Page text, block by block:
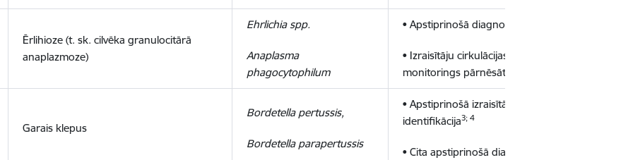
Ērlihioze (t. sk. cilvēka granulocitārā
anaplazmoze)
Ehrlichia spp.
Anaplasma
phagocytophilum
• Apstiprinošā diagnostika
• Izraisītāju cirkulācijas
monitorings pārnēsātājos
Garais klepus
Bordetella pertussis,
Bordetella parapertussis
• Apstiprinošā izraisītāja kultūru
identifikācija3; 4
• Cita apstiprinošā diagnostika